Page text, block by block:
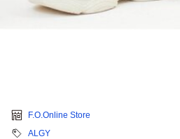
F.O.Online Store
ALGY